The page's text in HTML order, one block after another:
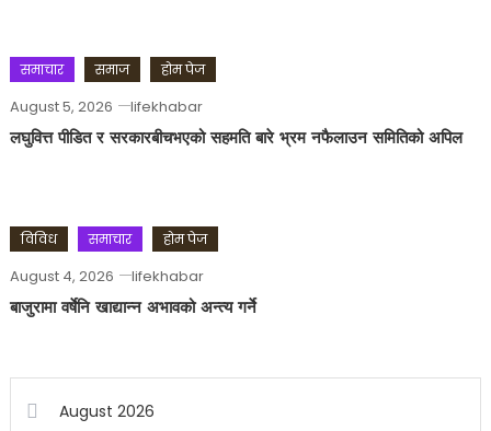
समाचार समाज होम पेज
August 5, 2026 lifekhabar
लघुवित्त पीडित र सरकारबीचभएको सहमति बारे भ्रम नफैलाउन समितिको अपिल
विविध समाचार होम पेज
August 4, 2026 lifekhabar
बाजुरामा वर्षेनि खाद्यान्न अभावको अन्त्य गर्ने
August 2026